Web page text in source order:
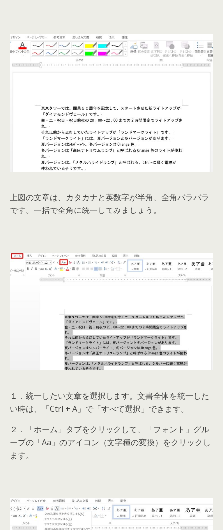
上図の文章は、カタカナと英数字が半角、全角バラバラ
です。一括で全角に統一してみましょう。
１．統一したい文章を選択します。文書全体を統一した
い時は、「Ctrl + A」で「すべて選択」できます。
２．「ホーム」タブをクリックして、「フォント」グル
ープの「Aa」のアイコン（文字種の変換）をクリックし
ます。